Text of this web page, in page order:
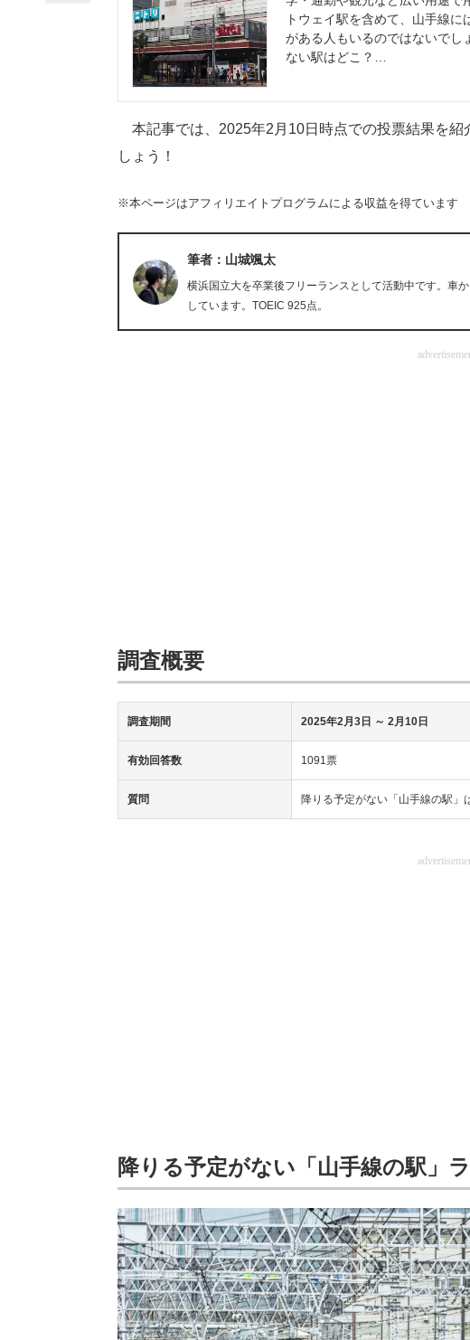
トウェイ駅を含めて、山手線
がある人もいるのではないで
ない駅はどこ？…
本記事では、2025年2月10日時点での投票結果を紹
しょう！
※本ページはアフィリエイトプログラムによる収益を得ています
筆者：山城颯太
横浜国立大を卒業後フリーランスとして活動中です。車
しています。TOEIC 925点。
調査概要
調査期間 2025年2月3日 ～ 2月10日
有効回答数 1091票
質問 降りる予定がない「山手線の駅」
降りる予定がない「山手線の駅」